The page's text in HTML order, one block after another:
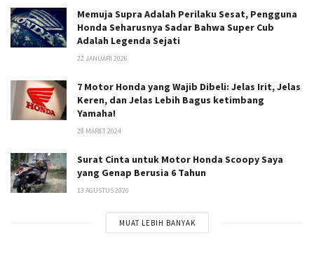
Memuja Supra Adalah Perilaku Sesat, Pengguna
Honda Seharusnya Sadar Bahwa Super Cub
Adalah Legenda Sejati
22 JANUARI 2026
7 Motor Honda yang Wajib Dibeli: Jelas Irit, Jelas
Keren, dan Jelas Lebih Bagus ketimbang
Yamaha!
28 MARET 2024
Surat Cinta untuk Motor Honda Scoopy Saya
yang Genap Berusia 6 Tahun
13 AGUSTUS 2020
MUAT LEBIH BANYAK